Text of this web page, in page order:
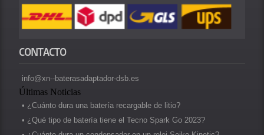
CONTACTO
info@xn--baterasadaptador-dsb.es
Últimas Noticias
• ¿Cuánto dura una batería recargable de litio?
• ¿Qué tipo de batería tiene el Tecno Spark Go 2023?